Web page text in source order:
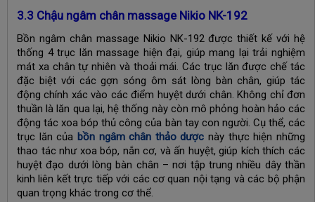
3.3 Chậu ngâm chân massage Nikio NK-192
Bồn ngâm chân massage Nikio NK-192 được thiết kế với hệ
thống 4 trục lăn massage hiện đại, giúp mang lại trải nghiệm
mát xa chân tự nhiên và thoải mái. Các trục lăn được chế tác
đặc biệt với các gợn sóng ôm sát lòng bàn chân, giúp tác
động chính xác vào các điểm huyệt dưới chân. Không chỉ đơn
thuần là lăn qua lại, hệ thống này còn mô phỏng hoàn hảo các
động tác xoa bóp thủ công của bàn tay con người. Cụ thể, các
trục lăn của bồn ngâm chân thảo dược này thực hiện những
thao tác như xoa bóp, nắn cơ, và ấn huyệt, giúp kích thích các
huyệt đạo dưới lòng bàn chân – nơi tập trung nhiều dây thần
kinh liên kết trực tiếp với các cơ quan nội tạng và các bộ phận
quan trọng khác trong cơ thể.